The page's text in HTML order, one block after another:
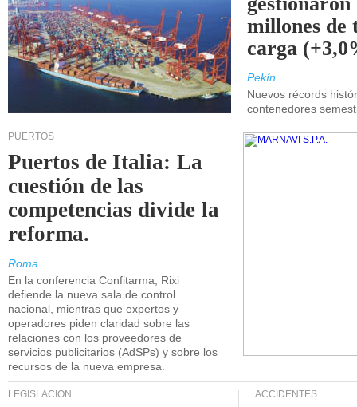
millones de
carga
Pekín
Nuevos récords
contenedores
PUERTOS
Puertos de Italia: La
cuestión de las
competencias divide la
reforma.
Roma
En la conferencia Confitarma, Rixi
defiende la nueva sala de control
nacional, mientras que expertos y
operadores piden claridad sobre las
relaciones con los proveedores de
servicios publicitarios (AdSPs) y sobre los
recursos de la nueva empresa.
LEGISLACIÓN ACCIDENTES